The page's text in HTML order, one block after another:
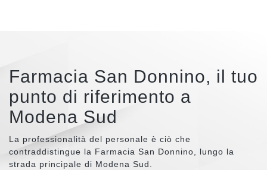
Farmacia San Donnino, il tuo
punto di riferimento a
Modena Sud
La professionalità del personale è ciò che
contraddistingue la Farmacia San Donnino, lungo la
strada principale di Modena Sud.